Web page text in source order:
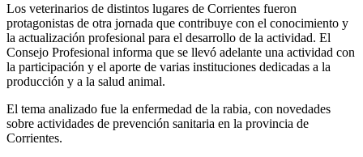
Los veterinarios de distintos lugares de Corrientes fueron
protagonistas de otra jornada que contribuye con el conocimiento y
la actualización profesional para el desarrollo de la actividad. El
Consejo Profesional informa que se llevó adelante una actividad con
la participación y el aporte de varias instituciones dedicadas a la
producción y a la salud animal.
El tema analizado fue la enfermedad de la rabia, con novedades
sobre actividades de prevención sanitaria en la provincia de
Corrientes.